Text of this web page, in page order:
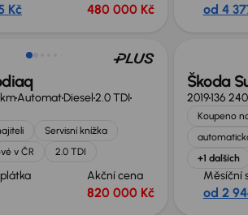
Kč 480 000 Kč od 4
AutomatDiesel2.0 TDI
Servisní knížka
v ČR
2.0 TDI
Akční cena
820 000 Kč
Nově v
Škoda
2019136
Koupeno
+1 dalších
Měsíční
od 2